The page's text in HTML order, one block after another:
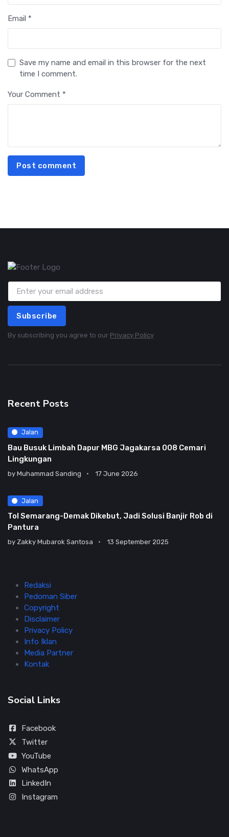
Email *
Save my name and email in this browser for the next
time I comment.
Your Comment *
Post comment
Subscribe
By subscribing you agree to our Privacy Policy
Recent Posts
Jalan
Bau Busuk Limbah Dapur MBG Jagakarsa 008 Cemari
Lingkungan
by Muhammad Sanding 17 June 2026
Jalan
Tol Semarang-Demak Dikebut, Jadi Solusi Banjir Rob di
Pantura
by Zakky Mubarok Santosa 13 September 2025
Redaksi
Pedoman Siber
Copyright
Disclaimer
Privacy Policy
Info Iklan
Media Partner
Kontak
Social Links
Facebook
Twitter
YouTube
WhatsApp
LinkedIn
Instagram